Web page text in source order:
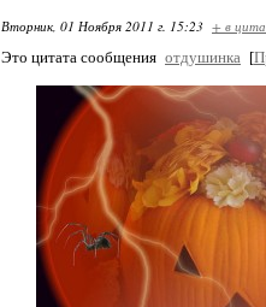
Вторник, 01 Ноября 2011 г. 15:23 + в
Это цитата сообщения отдушинка [